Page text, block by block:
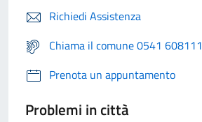
Richiedi Assistenza
Chiama il comune 0541 608111
Prenota un appuntamento
Problemi in città